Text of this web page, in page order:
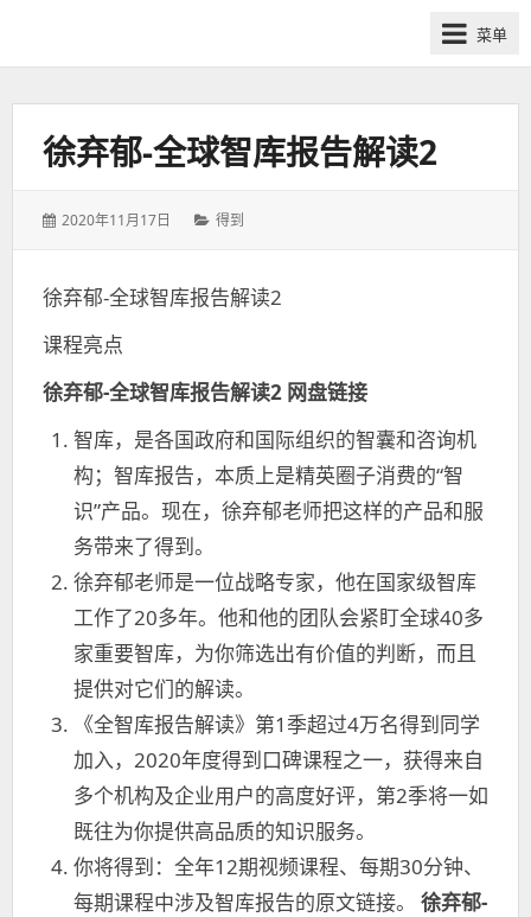
筹
菜单
徐弃郁-全球智库报告解读2
发
2020年11月17日
分
得到
徐弃郁-全球智库报告解读2
课程亮点
徐弃郁-全球智库报告解读2 网盘链接
智库，是各国政府和国际组织的智囊和咨询机
构；智库报告，本质上是精英圈子消费的“智
识”产品。现在，徐弃郁老师把这样的产品和服
务带来了得到。
徐弃郁老师是一位战略专家，他在国家级智库
工作了20多年。他和他的团队会紧盯全球40多
家重要智库，为你筛选出有价值的判断，而且
提供对它们的解读。
《全智库报告解读》第1季超过4万名得到同学
加入，2020年度得到口碑课程之一，获得来自
多个机构及企业用户的高度好评，第2季将一如
既往为你提供高品质的知识服务。
你将得到：全年12期视频课程、每期30分钟、
每期课程中涉及智库报告的原文链接。 徐弃郁-